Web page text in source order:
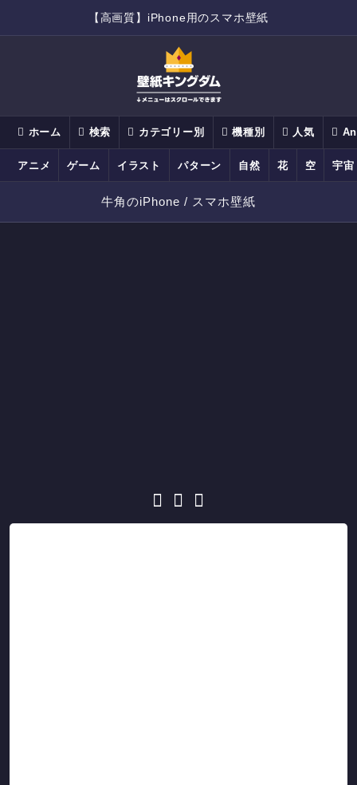
【高画質】iPhone用のスマホ壁紙
ホーム 検索 カテゴリー別 機種別 人気
アニメ ゲーム イラスト パターン 自然 花 空 宇宙
牛角のiPhone / スマホ壁紙